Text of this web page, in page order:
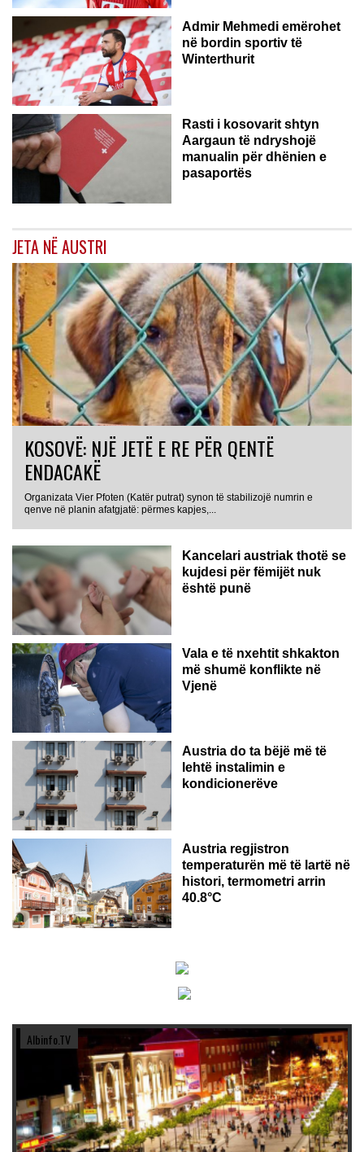
Admir Mehmedi emërohet
në bordin sportiv të
Winterthurit
Rasti i kosovarit shtyn
Aargaun të ndryshojë
manualin për dhënien e
pasaportës
JETA NË AUSTRI
KOSOVË: NJË JETË E RE PËR QENTË
ENDACAKË
Organizata Vier Pfoten (Katër putrat) synon të stabilizojë numrin e
qenve në planin afatgjatë: përmes kapjes,...
Kancelari austriak thotë se
kujdesi për fëmijët nuk
është punë
Vala e të nxehtit shkakton
më shumë konflikte në
Vjenë
Austria do ta bëjë më të
lehtë instalimin e
kondicionerëve
Austria regjistron
temperaturën më të lartë në
histori, termometri arrin
40.8°C
Albinfo.TV